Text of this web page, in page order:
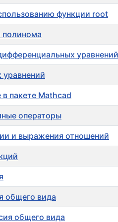
функции root
полинома
уравнений
пакете Mathcad
операторы
и выражения отношений
общего вида
общего вида